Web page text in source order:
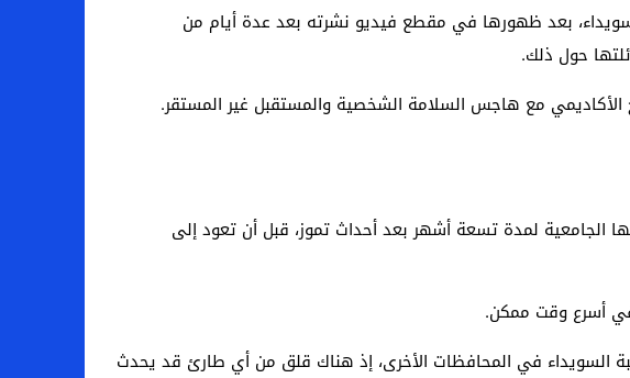
بعد ظهورها في مقطع فيديو نشرته بعد عدة أيام من
حول ذلك.
الأكاديمي مع هاجس السلامة الشخصية والمستقبل غير المستقر.
الجامعية لمدة تسعة أشهر بعد أحداث تموز، قبل أن تعود إلى
في أسرع وقت ممكن.
السويداء في المحافظات الأخرى، إذ هناك قلق من أي طارئ قد يحدث